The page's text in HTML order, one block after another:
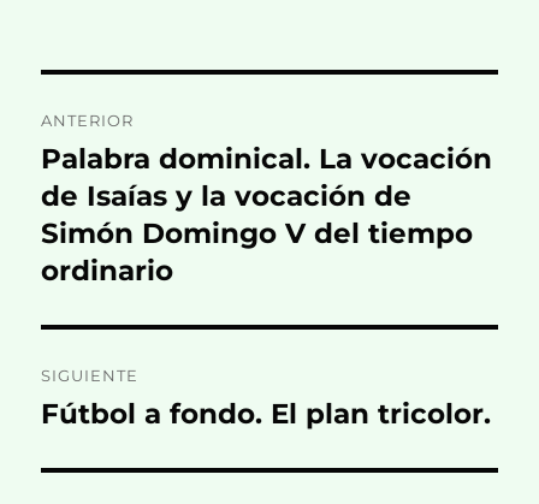
de
entradas
ANTERIOR
Entrada
anterior:
Palabra dominical. La vocación
de Isaías y la vocación de
Simón Domingo V del tiempo
ordinario
SIGUIENTE
Entrada
Fútbol a fondo. El plan tricolor.